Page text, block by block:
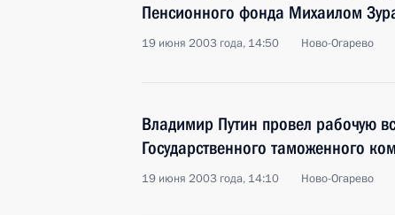
Пенсионного фонда Михаилом
19 июня 2003 года, 14:50 Ново-Огарево
Владимир Путин провел рабочую
Государственного таможенного
19 июня 2003 года, 14:10 Ново-Огарево